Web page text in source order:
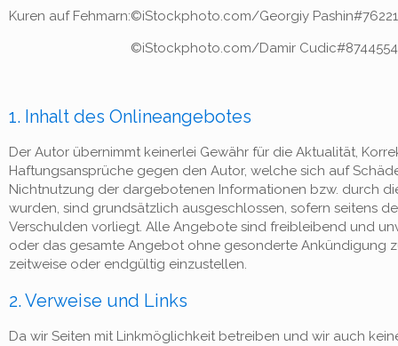
Kuren auf Fehmarn:©iStockphoto.com/Georgiy
©iStockphoto.com/Damir Cudic#8744554
1. Inhalt des Onlineangebotes
Der Autor übernimmt keinerlei Gewähr für die Aktualität,
Haftungsansprüche gegen den Autor, welche sich auf
Nichtnutzung der dargebotenen Informationen bzw. durch
wurden, sind grundsätzlich ausgeschlossen, sofern seitens
Verschulden vorliegt. Alle Angebote sind freibleibend und
oder das gesamte Angebot ohne gesonderte Ankündigung
zeitweise oder endgültig einzustellen.
2. Verweise und Links
Da wir Seiten mit Linkmöglichkeit betreiben und wir auch